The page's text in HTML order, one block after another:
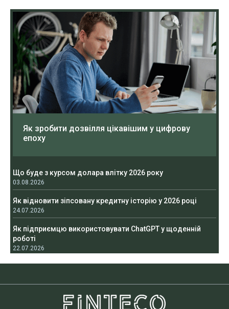
Як зробити дозвілля цікавішим у цифрову
епоху
Що буде з курсом долара влітку 2026 року
03.08.2026
Як відновити зіпсовану кредитну історію у 2026 році
24.07.2026
Як підприємцю використовувати ChatGPT у щоденній
роботі
22.07.2026